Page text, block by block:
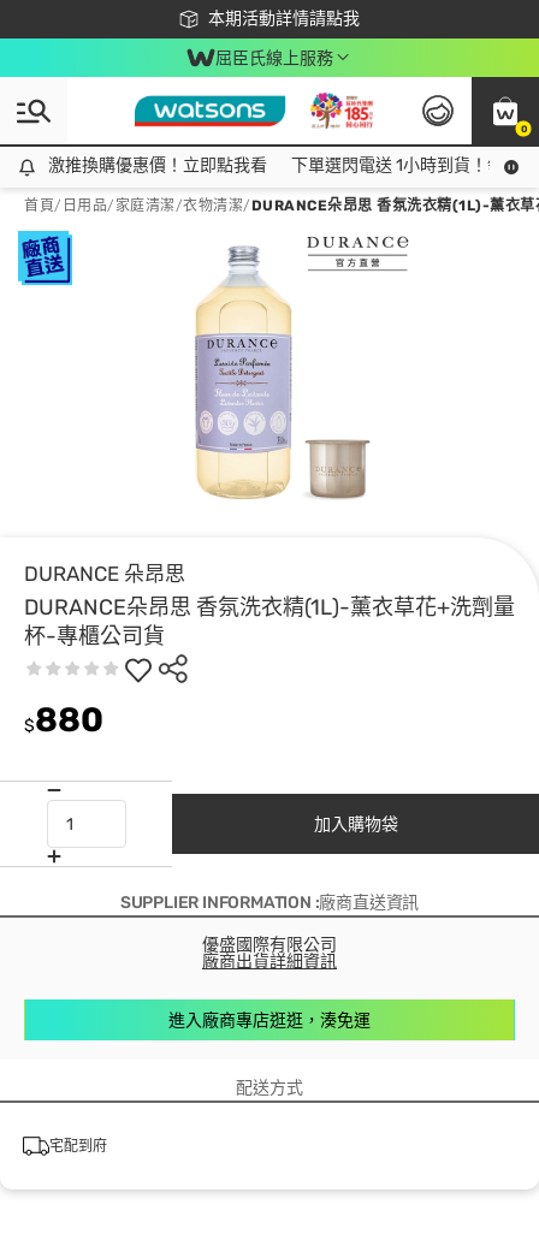
本期活動詳情請點我
下載app最高回饋$350
屈臣氏線上服務
0
激推換購優惠價！立即點我看
激推換購優惠價！立即點我看 下單選閃電送 1小時到貨！領神
首頁/ 日用品/ 家庭清潔/衣物清潔/DURANCE朵昂思 香氛洗衣精(1L)-薰衣
DURANCE 朵昂思
DURANCE朵昂思 香氛洗衣精(1L)-薰衣草花+洗劑量
杯-專櫃公司貨
$880
加入購物袋
SUPPLIER INFORMATION :廠商直送資訊
優盛國際有限公司
廠商出貨詳細資訊
進入廠商專店逛逛，湊免運
配送方式
宅配到府